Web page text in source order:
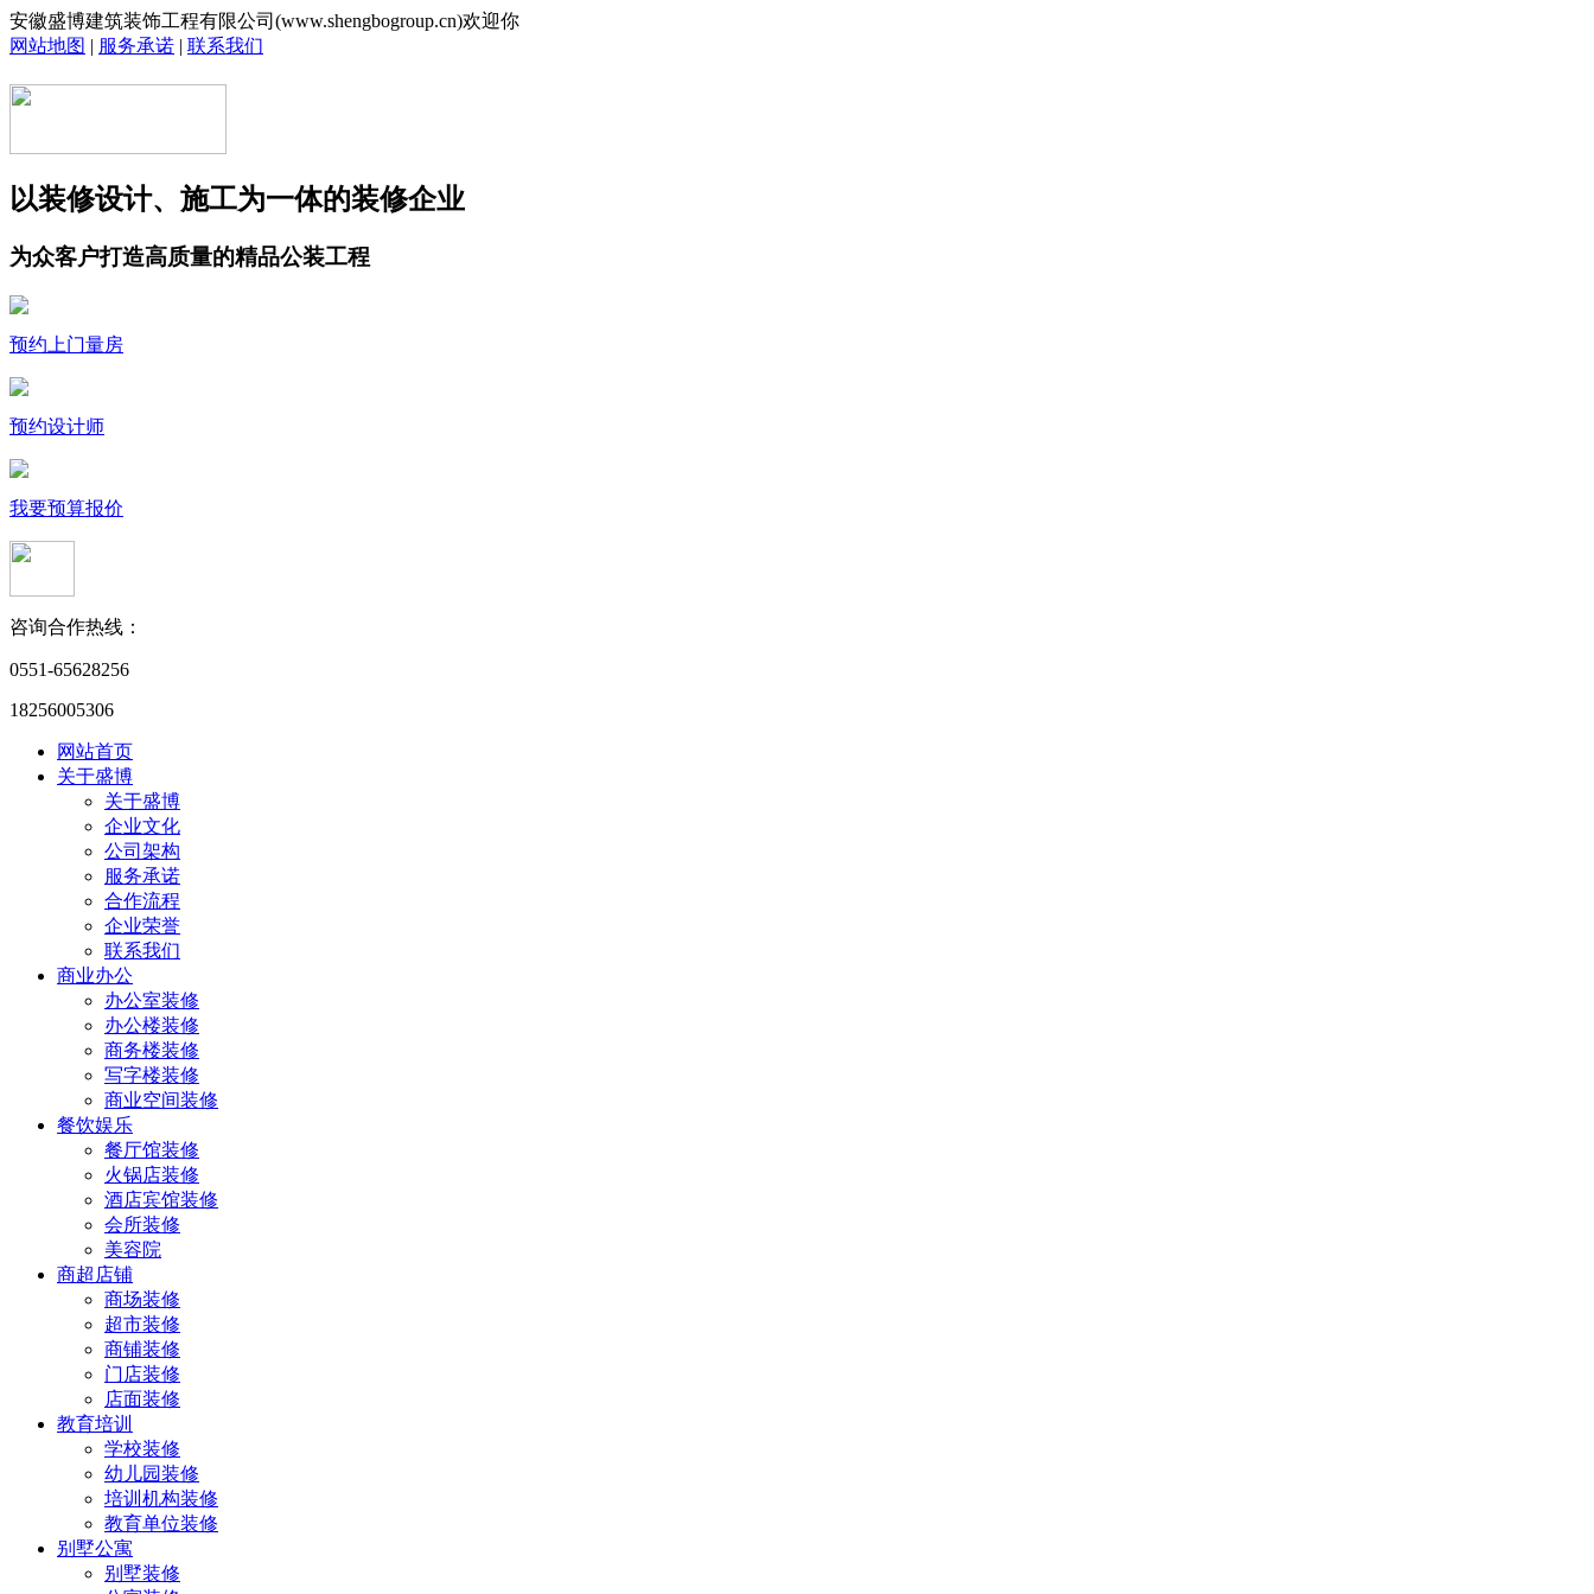
安徽盛博建筑装饰工程有限公司(www.shengbogroup.cn)欢迎你
网站地图 | 服务承诺 | 联系我们
以装修设计、施工为一体的装修企业
为众客户打造高质量的精品公装工程
预约上门量房
预约设计师
我要预算报价
咨询合作热线：
0551-65628256
18256005306
网站首页
关于盛博
关于盛博
企业文化
公司架构
服务承诺
合作流程
企业荣誉
联系我们
商业办公
办公室装修
办公楼装修
商务楼装修
写字楼装修
商业空间装修
餐饮娱乐
餐厅馆装修
火锅店装修
酒店宾馆装修
会所装修
美容院
商超店铺
商场装修
超市装修
商铺装修
门店装修
店面装修
教育培训
学校装修
幼儿园装修
培训机构装修
教育单位装修
别墅公寓
别墅装修